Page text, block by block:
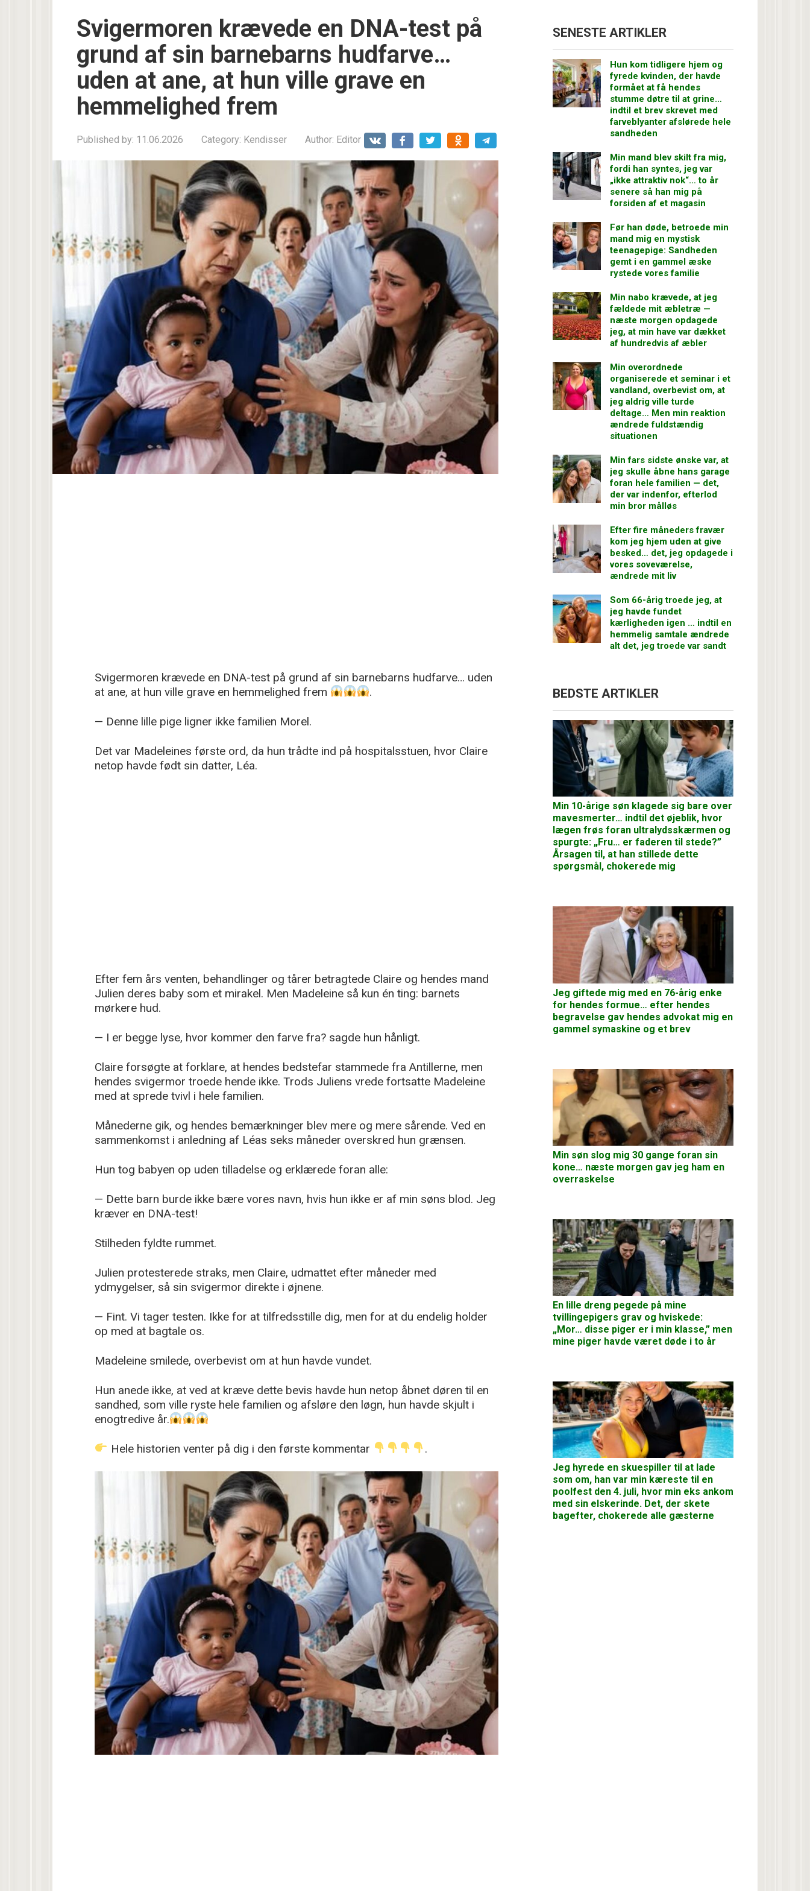
Svigermoren krævede en DNA-test på
grund af sin barnebarns hudfarve…
uden at ane, at hun ville grave en
hemmelighed frem
Published by: 11.06.2026 Category: Kendisser Author: Editor
Svigermoren krævede en DNA-test på grund af sin barnebarns hudfarve… uden
at ane, at hun ville grave en hemmelighed frem
.
— Denne lille pige ligner ikke familien Morel.
Det var Madeleines første ord, da hun trådte ind på hospitalsstuen, hvor Claire
netop havde født sin datter, Léa.
Efter fem års venten, behandlinger og tårer betragtede Claire og hendes mand
Julien deres baby som et mirakel. Men Madeleine så kun én ting: barnets
mørkere hud.
— I er begge lyse, hvor kommer den farve fra? sagde hun hånligt.
Claire forsøgte at forklare, at hendes bedstefar stammede fra Antillerne, men
hendes svigermor troede hende ikke. Trods Juliens vrede fortsatte Madeleine
med at sprede tvivl i hele familien.
Månederne gik, og hendes bemærkninger blev mere og mere sårende. Ved en
sammenkomst i anledning af Léas seks måneder overskred hun grænsen.
Hun tog babyen op uden tilladelse og erklærede foran alle:
— Dette barn burde ikke bære vores navn, hvis hun ikke er af min søns blod. Jeg
kræver en DNA-test!
Stilheden fyldte rummet.
Julien protesterede straks, men Claire, udmattet efter måneder med
ydmygelser, så sin svigermor direkte i øjnene.
— Fint. Vi tager testen. Ikke for at tilfredsstille dig, men for at du endelig holder
op med at bagtale os.
Madeleine smilede, overbevist om at hun havde vundet.
Hun anede ikke, at ved at kræve dette bevis havde hun netop åbnet døren til en
sandhed, som ville ryste hele familien og afsløre den løgn, hun havde skjult i
enogtredive år.
Hele historien venter på dig i den første kommentar .
SENESTE ARTIKLER
Hun kom tidligere hjem og
fyrede kvinden, der havde
formået at få hendes
stumme døtre til at grine…
indtil et brev skrevet med
farveblyanter afslørede hele
sandheden
Min mand blev skilt fra mig,
fordi han syntes, jeg var
„ikke attraktiv nok“… to år
senere så han mig på
forsiden af et magasin
Før han døde, betroede min
mand mig en mystisk
teenagepige: Sandheden
gemt i en gammel æske
rystede vores familie
Min nabo krævede, at jeg
fældede mit æbletræ —
næste morgen opdagede
jeg, at min have var dækket
af hundredvis af æbler
Min overordnede
organiserede et seminar i et
vandland, overbevist om, at
jeg aldrig ville turde
deltage… Men min reaktion
ændrede fuldstændig
situationen
Min fars sidste ønske var, at
jeg skulle åbne hans garage
foran hele familien — det,
der var indenfor, efterlod
min bror målløs
Efter fire måneders fravær
kom jeg hjem uden at give
besked… det, jeg opdagede i
vores soveværelse,
ændrede mit liv
Som 66-årig troede jeg, at
jeg havde fundet
kærligheden igen … indtil en
hemmelig samtale ændrede
alt det, jeg troede var sandt
BEDSTE ARTIKLER
Min 10-årige søn klagede sig bare over
mavesmerter… indtil det øjeblik, hvor
lægen frøs foran ultralydsskærmen og
spurgte: „Fru… er faderen til stede?”
Årsagen til, at han stillede dette
spørgsmål, chokerede mig
Jeg giftede mig med en 76-årig enke
for hendes formue… efter hendes
begravelse gav hendes advokat mig en
gammel symaskine og et brev
Min søn slog mig 30 gange foran sin
kone… næste morgen gav jeg ham en
overraskelse
En lille dreng pegede på mine
tvillingepigers grav og hviskede:
„Mor… disse piger er i min klasse,” men
mine piger havde været døde i to år
Jeg hyrede en skuespiller til at lade
som om, han var min kæreste til en
poolfest den 4. juli, hvor min eks ankom
med sin elskerinde. Det, der skete
bagefter, chokerede alle gæsterne